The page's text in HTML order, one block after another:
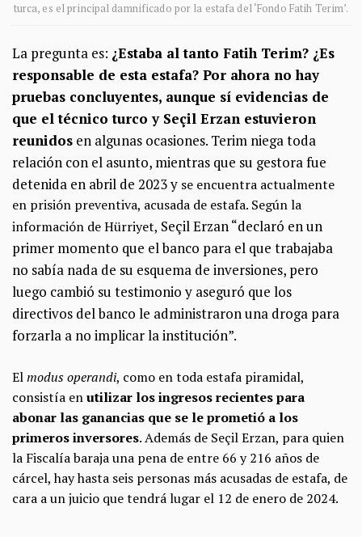
turca, es el principal damnificado por la estafa del ‘Fondo Fatih Terim’.
La pregunta es: ¿Estaba al tanto Fatih Terim? ¿Es
responsable de esta estafa? Por ahora no hay
pruebas concluyentes, aunque sí evidencias de
que el técnico turco y Seçil Erzan estuvieron
reunidos en algunas ocasiones. Terim niega toda
relación con el asunto, mientras que su gestora fue
detenida en abril de 2023 y se encuentra actualmente
en prisión preventiva, acusada de estafa. Según la
información de Hürriyet, Seçil Erzan “declaró en un
primer momento que el banco para el que trabajaba
no sabía nada de su esquema de inversiones, pero
luego cambió su testimonio y aseguró que los
directivos del banco le administraron una droga para
forzarla a no implicar la institución”.
Elmodus operandi, como en toda estafa piramidal,
consistía enutilizar los ingresos recientes para
abonar las ganancias que se le prometió a los
primeros inversores. Además de Seçil Erzan, para quien
la Fiscalía baraja una pena de entre 66 y 216 años de
cárcel, hay hasta seis personas más acusadas de estafa, de
cara a un juicio que tendrá lugar el 12 de enero de 2024.